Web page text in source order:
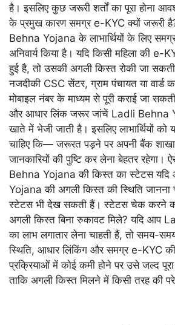
है। इसलिए कुछ जरूरी शर्तों का पूरा होना
के प्रमुख कारण समग्र e-KYC क्यों जरूरी
Behna Yojana के लाभार्थियों के लिए
अनिवार्य किया है। यदि किसी महिला की e-
हुई है, तो उसकी अगली किस्त रोकी जा
नजदीकी CSC सेंटर, ग्राम पंचायत या वार्ड
मोबाइल नंबर के माध्यम से पूरी कराई जा
और आधार लिंक जरूर जांचें Ladli Behna
खाते में भेजी जाती है। इसलिए लाभार्थियों को
चाहिए कि— जरूरत पड़ने पर अपनी बैंक
जानकारियों की पुष्टि कर लेना बेहतर
Behna Yojana की किस्त का स्टेटस
Yojana की अगली किस्त की स्थिति जानना
स्टेटस भी देख सकती हैं। स्टेटस चेक करने का
अगली किस्त बिना रुकावट मिले? यदि आप
का लाभ लगातार लेना चाहती हैं, तो समय-
स्थिति, आधार लिंकिंग और समग्र e-KYC
प्रक्रियाओं में कोई कमी होने पर उसे जल्द पूरा
ताकि अगली किस्त मिलने में किसी तरह की